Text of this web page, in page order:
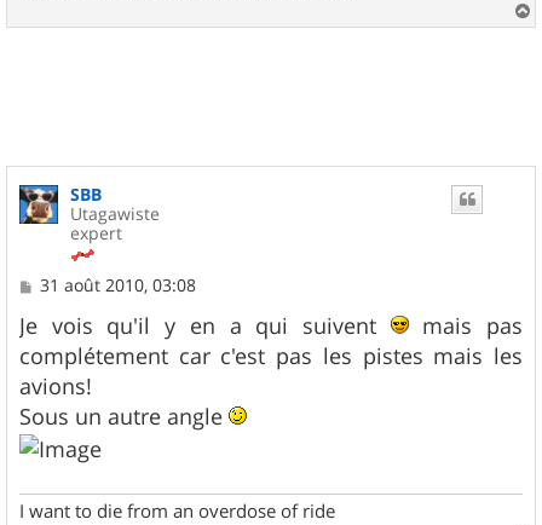
a
SBB
Utagawiste
expert
M
s
s
a
g
e
31 août 2010, 03:08
Je vois qu'il y en a qui suivent
mais pas
complétement car c'est pas les pistes mais les
avions!
Sous un autre angle
I want to die from an overdose of ride